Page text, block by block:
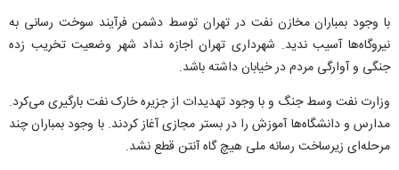
با وجود بمباران مخازن نفت در تهران توسط دشمن فرآیند سوخت رسانی به
نیروگاه‌ها آسیب ندید. شهرداری تهران اجازه نداد شهر وضعیت تخریب زده
جنگی و آوارگی مردم در خیابان داشته باشد.
وزارت نفت وسط جنگ و با وجود تهدیدات از جزیره خارک نفت بارگیری می‌کرد.
مدارس و دانشگاه‌ها آموزش را در بستر مجازی آغاز کردند. با وجود بمباران چند
مرحله‌ای زیرساخت رسانه ملی هیچ گاه آنتن قطع نشد.